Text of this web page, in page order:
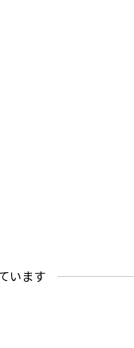
います